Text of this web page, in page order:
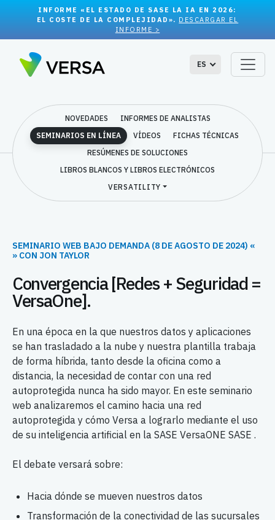
INFORME «EL ESTADO DE SASE LA IA EN 2026:
EL COSTE DE LA COMPLEJIDAD». DESCARGAR EL
INFORME >
ES
NOVEDADES
INFORMES DE ANALISTAS
SEMINARIOS EN LÍNEA
VÍDEOS
FICHAS TÉCNICAS
RESÚMENES DE SOLUCIONES
LIBROS BLANCOS Y LIBROS ELECTRÓNICOS
VERSATILITY
SEMINARIO WEB BAJO DEMANDA (8 DE AGOSTO DE 2024) «
» CON JON TAYLOR
Convergencia [Redes + Seguridad =
VersaOne].
En una época en la que nuestros datos y aplicaciones
se han trasladado a la nube y nuestra plantilla trabaja
de forma híbrida, tanto desde la oficina como a
distancia, la necesidad de contar con una red
autoprotegida nunca ha sido mayor. En este seminario
web analizaremos el camino hacia una red
autoprotegida y cómo Versa a lograrlo mediante el uso
de su inteligencia artificial en la SASE VersaONE SASE .
El debate versará sobre:
Hacia dónde se mueven nuestros datos
Transformación de la conectividad de las sucursales